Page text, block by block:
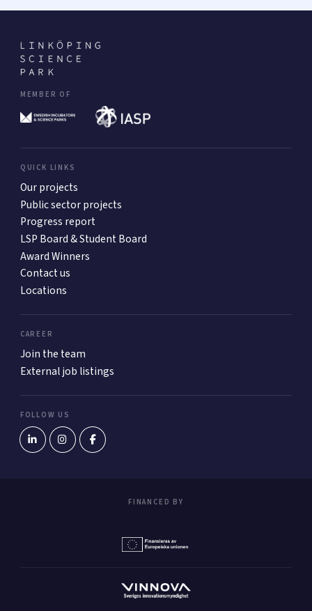
MEMBER OF
QUICK LINKS
Our projects
Public sector projects
Progress report
LSP Board & Student Board
Award Winners
Contact us
Locations
CAREER
Join the team
External job listings
FOLLOW US
FINANCED BY